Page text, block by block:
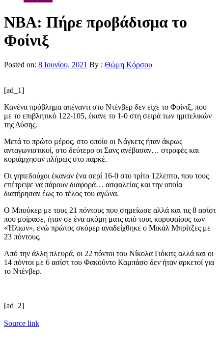
ΝΒΑ: Πήρε προβάδισμα το
Φοίνιξ
Posted on: 8 Ιουνίου, 2021 By : Θώμη Κόρσου
[ad_1]
Κανένα πρόβλημα απέναντι στο Ντένβερ δεν είχε το Φοίνιξ, που
με το επιβλητικό 122-105, έκανε το 1-0 στη σειρά των ημιτελικών
της Δύσης.
Μετά το πρώτο μέρος, στο οποίο οι Νάγκετς ήταν άκρως
ανταγωνιστικοί, στο δεύτερο οι Σανς ανέβασαν… στροφές και
κυριάρχησαν πλήρως στο παρκέ.
Οι γηπεδούχοι έκαναν ένα σερί 16-0 στο τρίτο 12λεπτο, που τους
επέτρεψε να πάρουν διαφορά… ασφαλείας και την οποία
διατήρησαν έως το τέλος του αγώνα.
Ο Μπούκερ με τους 21 πόντους που σημείωσε αλλά και τις 8 ασίστ
που μοίρασε, ήταν σε ένα ακόμη ματς από τους κορυφαίους των
«Ήλιων», ενώ πρώτος σκόρερ αναδείχθηκε ο Μικάλ Μπρίτζες με
23 πόντους.
Από την άλλη πλευρά, οι 22 πόντοι του Νίκολα Γιόκιτς αλλά και οι
14 πόντοι με 6 ασίστ του Φακούντο Καμπάσο δεν ήταν αρκετοί για
το Ντένβερ.
[ad_2]
Source link